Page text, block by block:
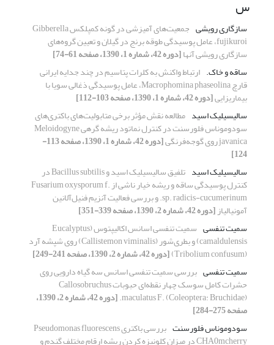
س
سازگاری رویشی جمعیت‌های آمیزشی در ‌گونه کمپلکس Gibberella
fujikuroi، عامل پوسیدگی طوقه برنج در گیلان و تعیین گروه‌های
سازگاری رویشی آنها[دوره 42، شماره 1، 1390، صفحه 61-74]
ساقه و خاک. ارتباط واکنش به کلرات پتاسیم در چند جدایه‌ ایرانی
قارچ Macrophomina phaseolina، عامل پوسیدگی ذغالی سویا با
بیماریزایی[دوره 42، شماره 1، 1390، صفحه 103-112]
سالیسیلیک اسید مطالعه نقش مؤثر برخی متابولیت‌های باکتری‌های
سودوموناس فلورسنت در کنترل نماتود ریشه گرهی Meloidogyne
javanica روی گوجه‌فرنگی [دوره 42، شماره 1، 1390، صفحه 113-
124]
سالیسیلیک اسید
تلفیق سالیسیلیک اسید و Bacillus subtilis در
کنترل پوسیدگی ساقه و ریشه خیار ناشی از Fusarium oxysporum f.
sp. radicis-cucumerinum. و بررسی فعالیت آنزیم فنیل‌آلانین
آمونیالیاز[دوره 42، شماره 2، 1390، صفحه 339-351]
سمیت تنفسی
سمیت تنفسی اسانس اکالیپتوس (Eucalyptus
camaldulensis) و بطری‌شور (Callistemon viminalis) روی شپشه آرد
(Tribolium confusum)
[دوره 42، شماره 2، 1390، صفحه 241-249]
سمیت تنفسی بررسی سمیت تنفسی اسانس سه گیاه دارویی روی
حشرات کامل سوسک چهار نقطه‌ای حبوبات Callosobruchus
maculatus F. (Coleoptera: Bruchidae). [دوره 42، شماره 2، 1390،
صفحه 275-284]
سودوموناس فلورسنت
بررسی باکتری Pseudomonas fluorescens
CHA0mcherry در میزان کلونیزه کردن ریشه ارقام مختلف گندم و